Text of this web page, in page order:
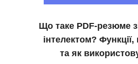
Що таке PDF-резюме
інтелектом? Функції,
та як